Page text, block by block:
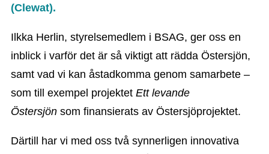
(Clewat).
Ilkka Herlin, styrelsemedlem i BSAG, ger oss en
inblick i varför det är så viktigt att rädda Östersjön,
samt vad vi kan åstadkomma genom samarbete –
som till exempel projektet Ett levande
Östersjön som finansierats av Östersjöprojektet.
Därtill har vi med oss två synnerligen innovativa